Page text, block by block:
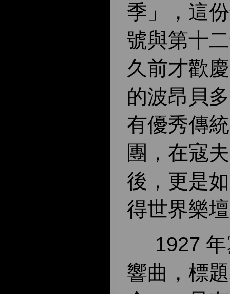
季」，這
號與第十
久前才歡
的波昂貝
有優秀傳
團，在寇
後，更是
得世界樂
1927 年
響曲，標